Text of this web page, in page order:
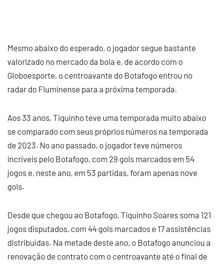
Mesmo abaixo do esperado, o jogador segue bastante
valorizado no mercado da bola e, de acordo com o
Globoesporte, o centroavante do Botafogo entrou no
radar do Fluminense para a próxima temporada.
Aos 33 anos, Tiquinho teve uma temporada muito abaixo
se comparado com seus próprios números na temporada
de 2023. No ano passado, o jogador teve números
incríveis pelo Botafogo, com 29 gols marcados em 54
jogos e, neste ano, em 53 partidas, foram apenas nove
gols.
Desde que chegou ao Botafogo, Tiquinho Soares soma 121
jogos disputados, com 44 gols marcados e 17 assistências
distribuídas. Na metade deste ano, o Botafogo anunciou a
renovação de contrato com o centroavante até o final de